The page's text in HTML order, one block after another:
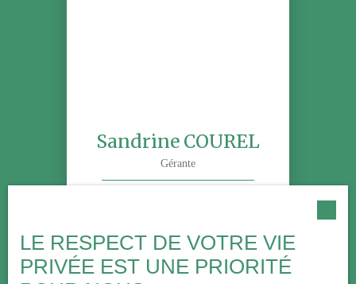
Sandrine COUREL
Gérante
LE RESPECT DE VOTRE VIE
PRIVÉE EST UNE PRIORITÉ